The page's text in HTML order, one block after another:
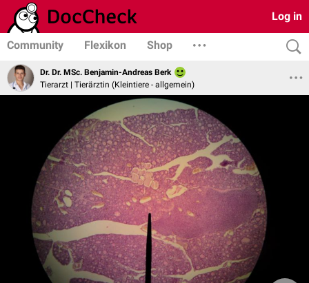
Log in
Community Flexikon Shop
Dr. Dr. MSc. Benjamin-Andreas Berk
Tierarzt | Tierärztin (Kleintiere - allgemein)